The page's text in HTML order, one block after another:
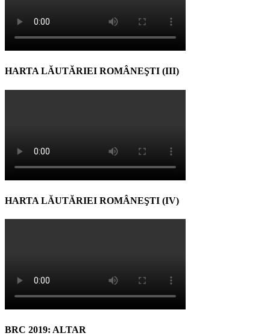
HARTA LĂUTĂRIEI ROMÂNEŞTI (III)
HARTA LĂUTĂRIEI ROMÂNEŞTI (IV)
BRC 2019: ALTAR